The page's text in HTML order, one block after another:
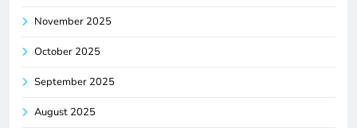
November 2025
October 2025
September 2025
August 2025